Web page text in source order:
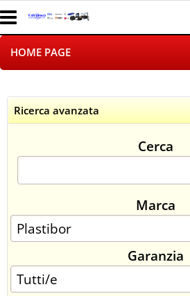
HOME PAGE
LOGISTICA
NEGOZI ON LINE
SINCRONIZZATI CON NOI
SPEDIZIONI
Ricerca avanzata
Cerca
Marca
Garanzia